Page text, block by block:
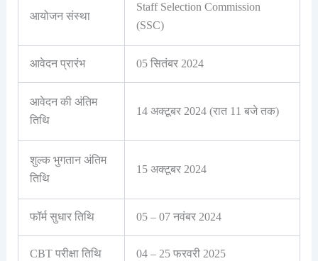
आयोजन संस्था
Staff Selection Commission
(SSC)
आवेदन प्रारंभ 05 सितंबर 2024
आवेदन की अंतिम
तिथि
14 अक्टूबर 2024 (रात 11 बजे तक)
शुल्क भुगतान अंतिम
तिथि
15 अक्टूबर 2024
फॉर्म सुधार तिथि 05 – 07 नवंबर 2024
CBT परीक्षा तिथि 04 – 25 फरवरी 2025